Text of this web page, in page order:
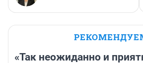
«Так неожиданно и